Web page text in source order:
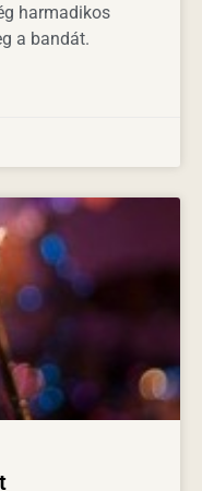
harmadikos
a bandát.